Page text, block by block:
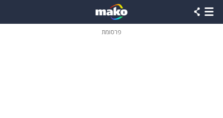
פרסומת